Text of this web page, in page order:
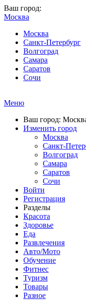
Ваш город:
Москва
Москва
Санкт-Петербург
Волгоград
Самара
Саратов
Сочи
Меню
Ваш город:
Изменить город
Москва
Санкт-
Волгоград
Самара
Саратов
Сочи
Войти
Регистрация
Разделы
Красота
Здоровье
Еда
Развлечения
Авто/Мото
Обучение
Фитнес
Туризм
Товары
Разное